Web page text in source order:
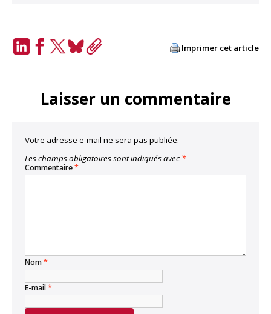
Imprimer cet article
Laisser un commentaire
Votre adresse e-mail ne sera pas publiée.
Les champs obligatoires sont indiqués avec *
Commentaire*
Nom*
E-mail*